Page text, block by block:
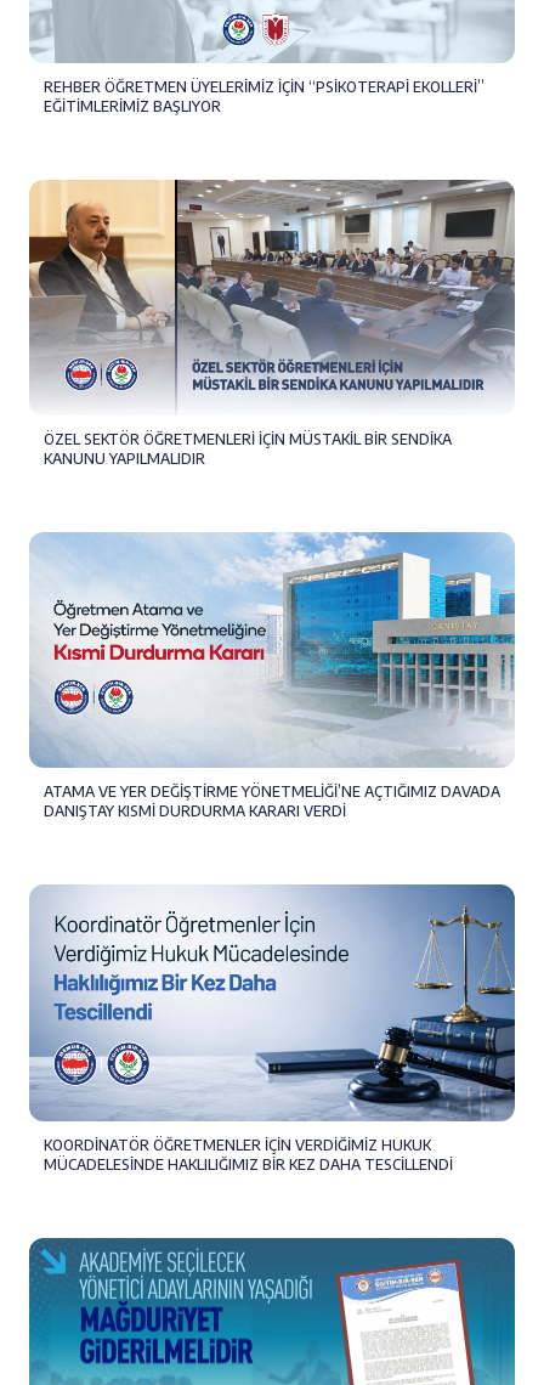
REHBER ÖĞRETMEN ÜYELERİMİZ İÇİN “PSİKOTERAPİ EKOLLERİ”
EĞİTİMLERİMİZ BAŞLIYOR
ÖZEL SEKTÖR ÖĞRETMENLERİ İÇİN MÜSTAKİL BİR SENDİKA
KANUNU YAPILMALIDIR
ATAMA VE YER DEĞİŞTİRME YÖNETMELİĞİ’NE AÇTIĞIMIZ DAVADA
DANIŞTAY KISMİ DURDURMA KARARI VERDİ
KOORDİNATÖR ÖĞRETMENLER İÇİN VERDİĞİMİZ HUKUK
MÜCADELESİNDE HAKLILIĞIMIZ BİR KEZ DAHA TESCİLLENDİ